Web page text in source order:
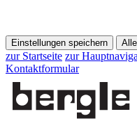
Einstellungen speichern
zur Startseite zur
Kontaktformular